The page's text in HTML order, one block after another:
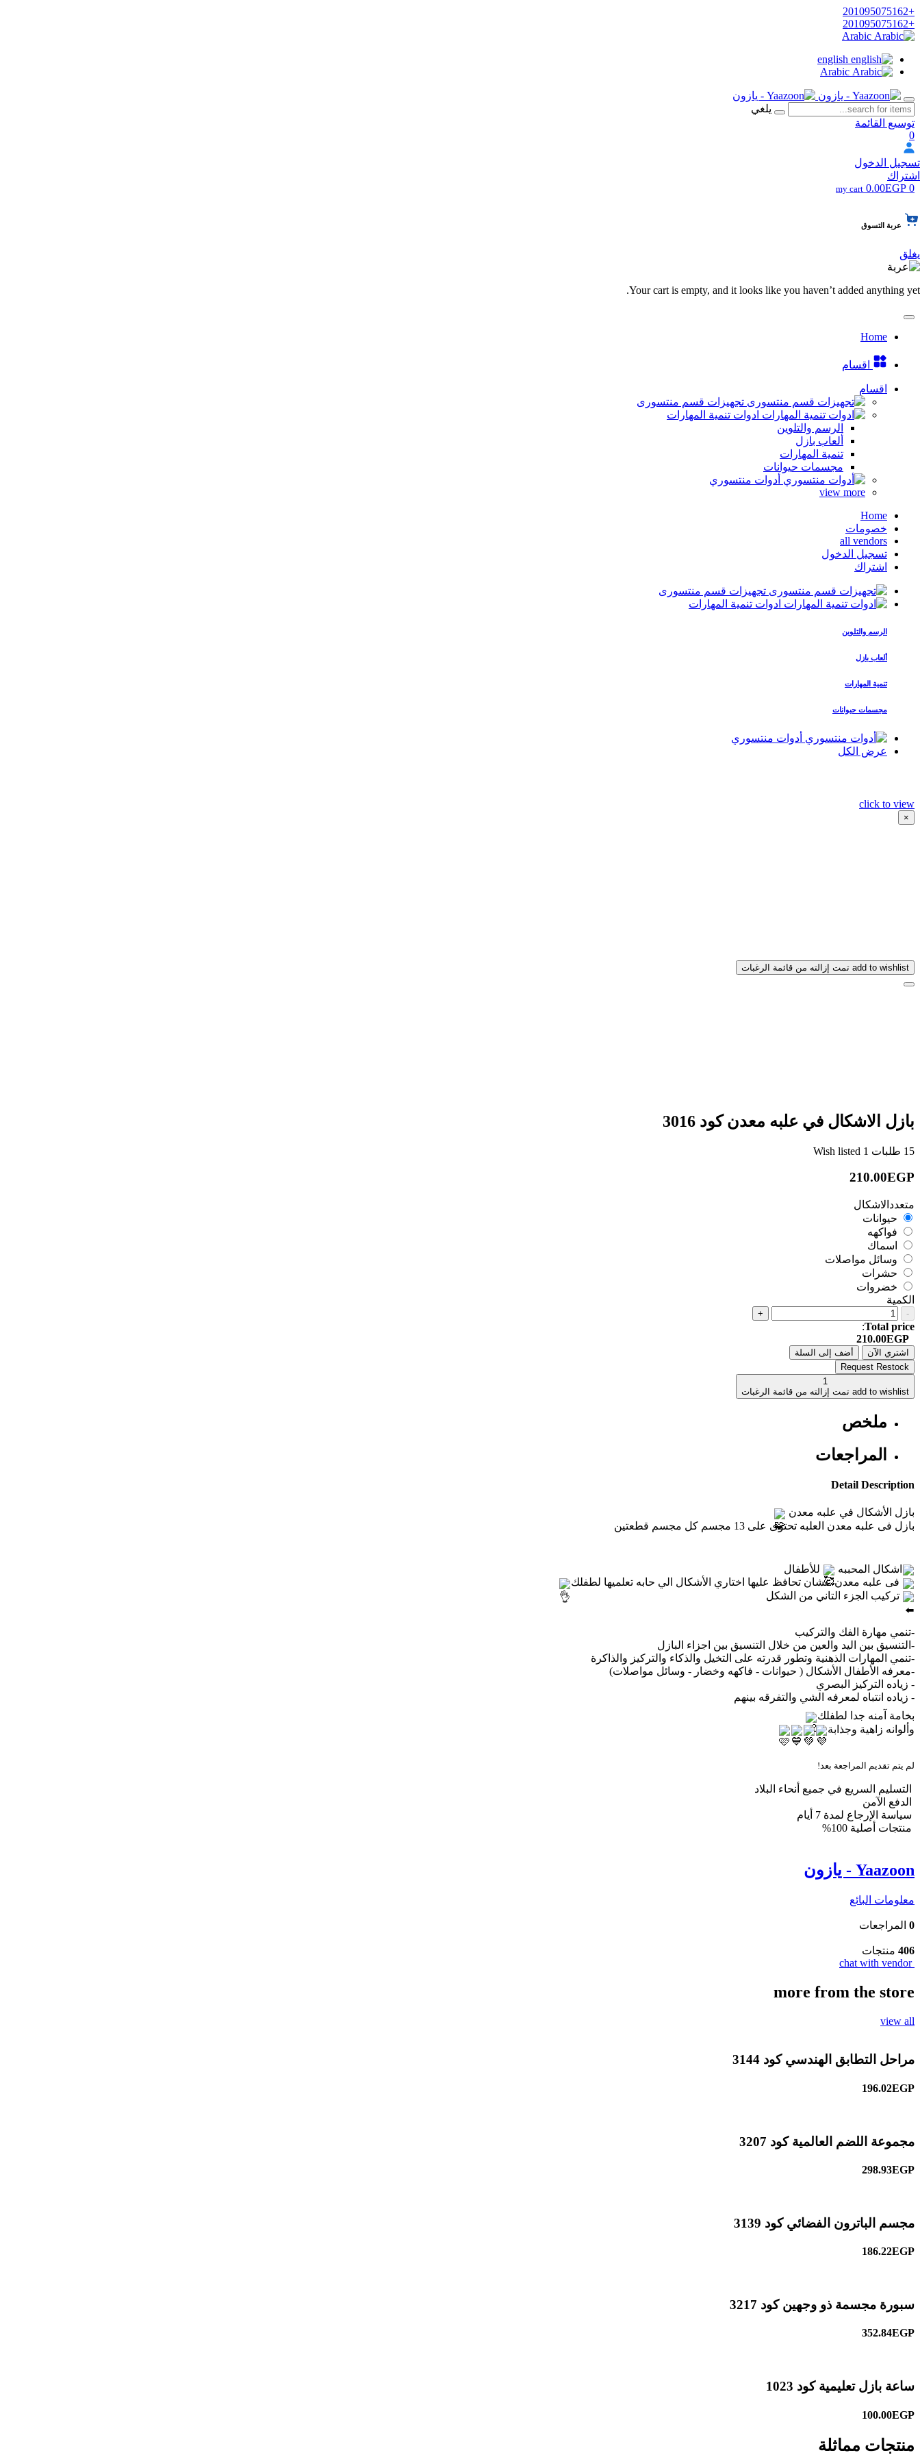
+201095075162
+201095075162
english
Arabic
يلغي
توسيع القائمة
0
تسجيل الدخول
اشتراك
0
my cart 0.00EGP
عربة التسوق
يغلق
Your cart is empty, and it looks like you haven’t added anything yet.
Home
اقسام
اقسام
تجهيزات قسم منتسورى
ادوات تنمية المهارات
الرسم والتلوين
ألعاب بازل
تنمية المهارات
مجسمات حيوانات
أدوات منتسوري
view more
Home
خصومات
all vendors
تسجيل الدخول
اشتراك
تجهيزات قسم منتسورى
ادوات تنمية المهارات
الرسم والتلوين
ألعاب بازل
تنمية المهارات
مجسمات حيوانات
أدوات منتسوري
عرض الكل
click to view
×
add to wishlist تمت إزالته من قائمة الرغبات
بازل الاشكال في علبه معدن كود 3016
15 طلبات 1
210.00EGP
متعددالاشكال
حيوانات
فواكهه
اسماك
وسائل مواصلات
حشرات
خضروات
الكمية
-
+
Total price
:
210.00EGP
اشتري الآن
أضف إلى السلة
Request Restock
1
add to wishlist تمت إزالته من قائمة الرغبات
ملخص
المراجعات
Detail Description
بازل الأشكال في علبه معدن
بازل فى علبه معدن العلبه تحتوى على 13 مجسم كل مجسم قطعتين
اشكال المحببه
للأطفال
فى علبه معدن عشان تحافظ عليها اختاري الأشكال الي حابه تعلميها لطفلك
تركيب الجزء التاني من الشكل
-تنمي مهارة الفك والتركيب
-التنسيق بين اليد والعين من خلال التنسيق بين اجزاء البازل
-تنمي المهارات الذهنية وتطور قدرته على التخيل والذكاء والتركيز والذاكرة
-معرفه الأطفال الأشكال ( حيوانات - فاكهه وخضار - وسائل مواصلات)
- زياده التركيز البصري
- زياده انتباه لمعرفه الشي والتفرقه بينهم
بخامة آمنه جدا لطفلك
وألوانه زاهية وجذابة
لم يتم تقديم المراجعة بعد!
التسليم السريع في جميع أنحاء البلاد
الدفع الآمن
سياسة الإرجاع لمدة 7 أيام
منتجات أصلية 100%
Yaazoon - يازون
معلومات البائع
0 المراجعات
406 منتجات
chat with vendor
more from the store
view all
مراحل التطابق الهندسي كود 3144
196.02EGP
مجموعة اللضم العالمية كود 3207
298.93EGP
مجسم الباترون الفضائي كود 3139
186.22EGP
سبورة مجسمة ذو وجهين كود 3217
352.84EGP
ساعة بازل تعليمية كود 1023
100.00EGP
منتجات مماثلة